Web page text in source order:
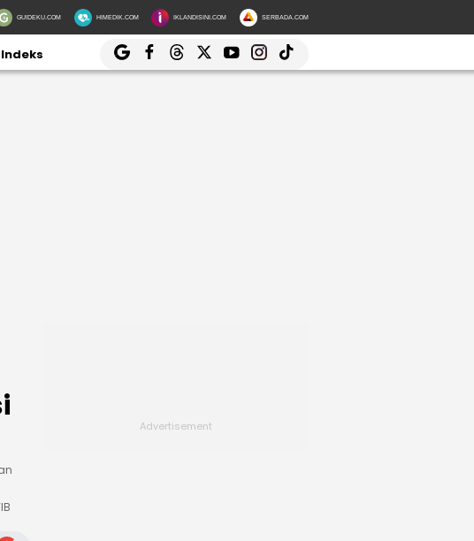
GUIDEKU.COM HIMEDIK.COM IKLANDISINI.COM SERBADA.COM
Indeks